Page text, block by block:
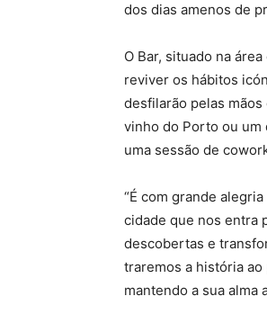
dos dias amenos de
O Bar, situado na
reviver os hábitos
desfilarão pelas
vinho do Porto ou
uma sessão de
“É com grande
cidade que nos entra
descobertas e
traremos a história
mantendo a sua alma